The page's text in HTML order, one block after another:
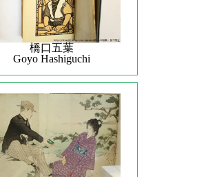
橋口五葉
Goyo Hashiguchi